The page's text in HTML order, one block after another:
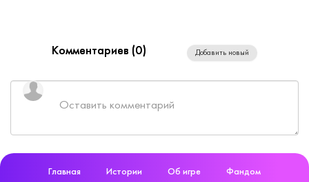
Комментариев (0) Добавить новый
Главная Истории Об игре Фандом